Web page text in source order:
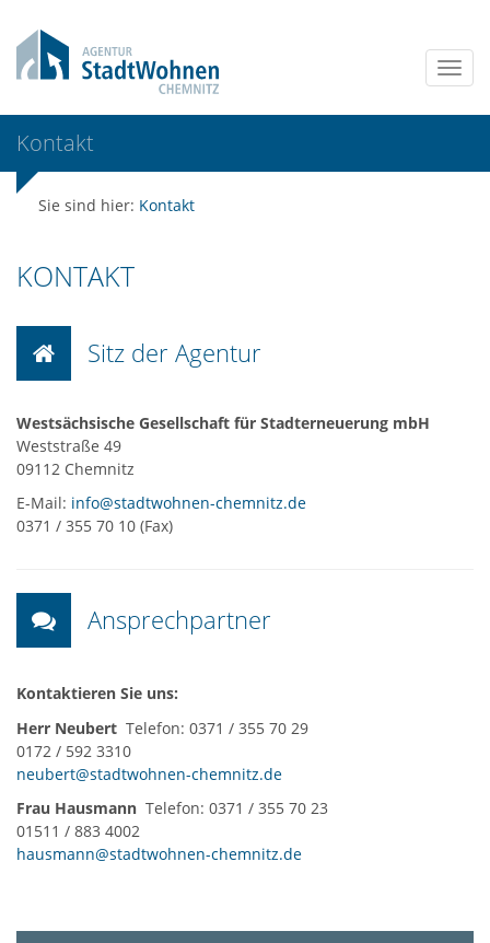
Kontakt
Sie sind hier: Kontakt
KONTAKT
Sitz der Agentur
Westsächsische Gesellschaft für Stadterneuerung mbH
Weststraße 49
09112 Chemnitz
E-Mail: info@stadtwohnen-chemnitz.de
0371 / 355 70 10 (Fax)
Ansprechpartner
Kontaktieren Sie uns:
Herr Neubert Telefon: 0371 / 355 70 29
0172 / 592 3310
neubert@stadtwohnen-chemnitz.de
Frau Hausmann Telefon: 0371 / 355 70 23
01511 / 883 4002
hausmann@stadtwohnen-chemnitz.de